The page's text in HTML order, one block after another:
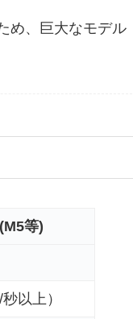
め、巨大なモデル
等)
以上）